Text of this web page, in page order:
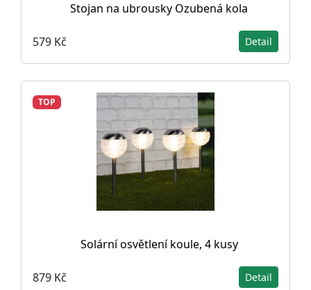
Stojan na ubrousky Ozubená kola
579 Kč Detail
TOP
Solární osvětlení koule, 4 kusy
879 Kč Detail